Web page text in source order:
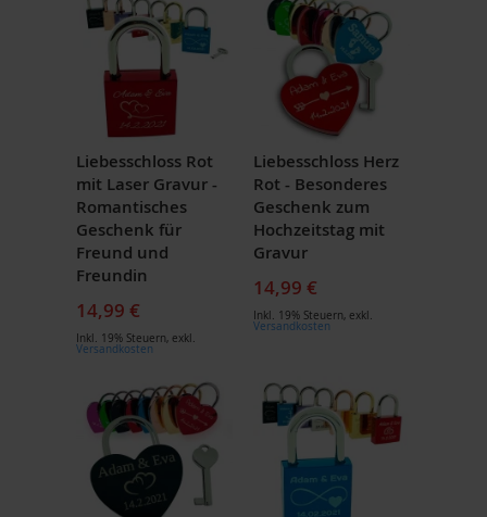
Liebesschloss Rot
mit Laser Gravur -
Romantisches
Geschenk für
Freund und
Freundin
14,99 €
Inkl. 19% Steuern, exkl.
Versandkosten
Liebesschloss Herz
Rot - Besonderes
Geschenk zum
Hochzeitstag mit
Gravur
14,99 €
Inkl. 19% Steuern, exkl.
Versandkosten